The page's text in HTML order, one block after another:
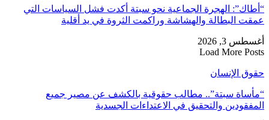
“أطاك”: الهجرة الجماعية نحو سبتة أكدت فشل السياسات التي
عمقت البطالة والهشاشة وراكمت الثروة في يد أقلية
أغسطس 3, 2026
Load More Posts
حقوق الإنسان
“مأساة سبتة”.. مطالب حقوقية بالكشف عن مصير جميع
المفقودين والتحقيق في الاعتداءات الجسدية